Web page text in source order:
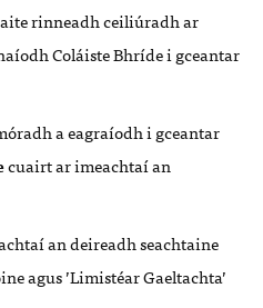
rinneadh ceiliúradh ar
Coláiste Bhríde i gceantar
a eagraíodh i gceantar
cuairt ar imeachtaí an
an deireadh seachtaine
agus ’Limistéar Gaeltachta’